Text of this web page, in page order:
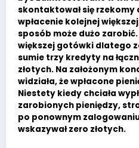
skontaktował się
wpłacenie kolejnej
sposób może dużo
większej gotówki dlatego
sumie trzy kredyty na
złotych. Na założonym
widziała, że wpłacone
Niestety kiedy chciała
zarobionych pieniędzy,
po ponownym
wskazywał zero złotych.